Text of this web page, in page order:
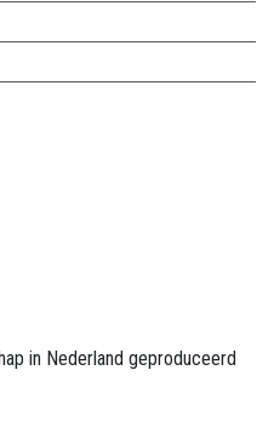
in Nederland geproduceerd